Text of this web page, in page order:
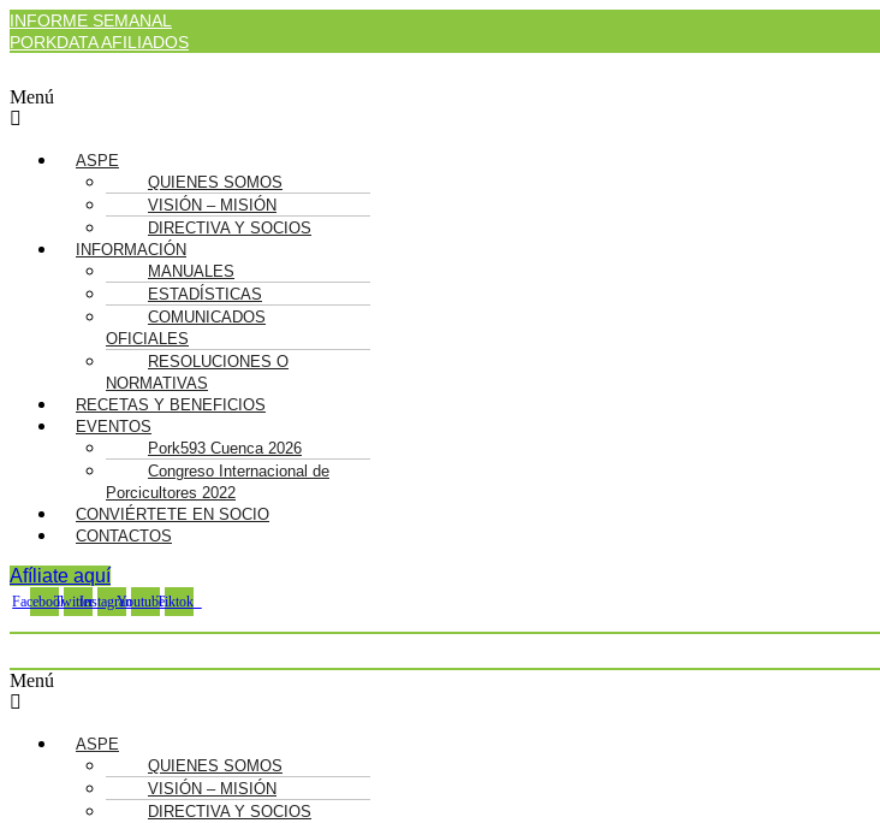
INFORME SEMANAL
PORKDATA AFILIADOS
Menú
ASPE
QUIENES SOMOS
VISIÓN – MISIÓN
DIRECTIVA Y SOCIOS
INFORMACIÓN
MANUALES
ESTADÍSTICAS
COMUNICADOS
OFICIALES
RESOLUCIONES O
NORMATIVAS
RECETAS Y BENEFICIOS
EVENTOS
Pork593 Cuenca 2026
Congreso Internacional de
Porcicultores 2022
CONVIÉRTETE EN SOCIO
CONTACTOS
Afíliate aquí
FacebookTwitterInstagramYoutubeTiktok
Menú
ASPE
QUIENES SOMOS
VISIÓN – MISIÓN
DIRECTIVA Y SOCIOS